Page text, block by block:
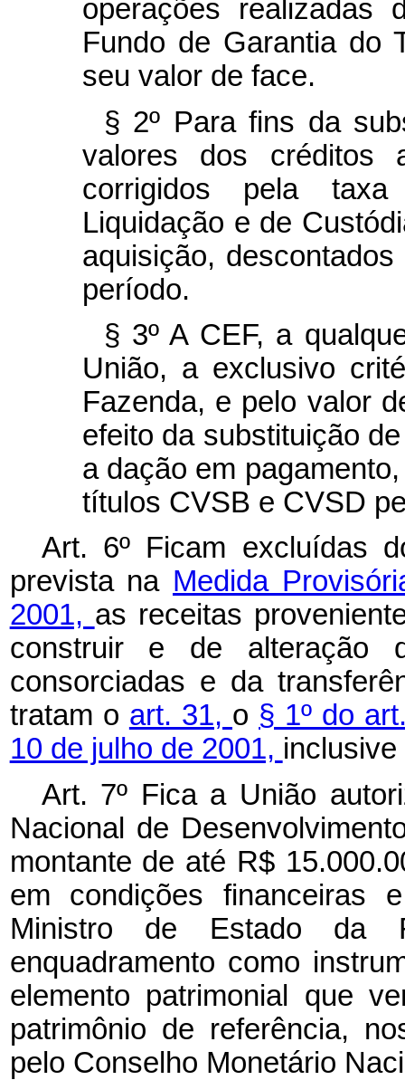
operações realizadas
Fundo de Garantia do
seu valor de face.
§ 2º Para fins da
valores dos créditos
corrigidos pela
Liquidação e de
aquisição,
período.
§ 3º A CEF, a
União, a exclusivo
Fazenda, e pelo valor
efeito da substituição
a dação em
títulos CVSB e CVSD
Art. 6º Ficam excluídas
prevista na Medida
2001, as receitas
construir e de alteração
consorciadas e da
tratam o art. 31, o § 1º do
10 de julho de 2001,
Art. 7º Fica a União
Nacional de
montante de até R$
em condições financeiras
Ministro de Estado da
enquadramento como
elemento patrimonial que
patrimônio de referência,
pelo Conselho Monetário